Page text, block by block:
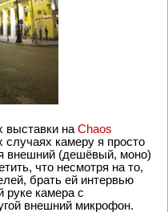
выставки наChaos
случаях камеру я просто
внешний (дешёвый, моно)
что несмотря на то,
брать ей интервью